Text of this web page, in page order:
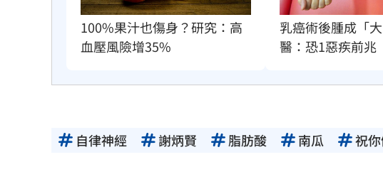
100%果汁也傷身？研究：高
血壓風險增35%
乳癌術後腫成「
醫：恐1惡疾前兆
自律神經 謝炳賢 脂肪酸 南瓜 祝